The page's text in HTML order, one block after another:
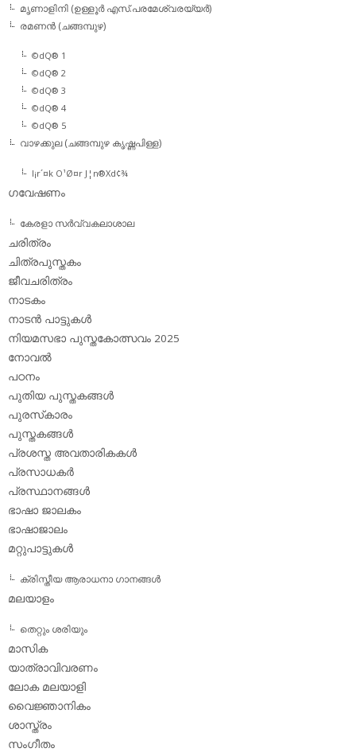
മൃണാളിനി (ഉള്ളൂര്‍ എസ്.പരമേശ്വരയ്യര്‍)
രമണന്‍ (ചങ്ങമ്പുഴ)
©dQ® 1
©dQ® 2
©dQ® 3
©dQ® 4
©dQ® 5
വാഴക്കുല (ചങ്ങമ്പുഴ കൃഷ്ണപിള്ള)
l¡r´¤k O¹Ø¤r J¦n®Xd¢¾
ഗവേഷണം
കേരളാ സര്‍വ്വകലാശാല
ചരിത്രം
ചിത്രപുസ്തകം
ജീവചരിത്രം
നാടകം
നാടന്‍ പാട്ടുകള്‍
നിയമസഭാ പുസ്തകോത്സവം 2025
നോവല്‍
പഠനം
പുതിയ പുസ്തകങ്ങള്‍
പുരസ്‌കാരം
പുസ്തകങ്ങള്‍
പ്രശസ്ത അവതാരികകള്‍
പ്രസാധകര്‍
പ്രസ്ഥാനങ്ങള്‍
ഭാഷാ ജാലകം
ഭാഷാജാലം
മറ്റുപാട്ടുകള്‍
ക്രിസ്തീയ ആരാധനാ ഗാനങ്ങള്‍
മലയാളം
തെറ്റും ശരിയും
മാസിക
യാത്രാവിവരണം
ലോക മലയാളി
വൈജ്ഞാനികം
ശാസ്ത്രം
സംഗീതം